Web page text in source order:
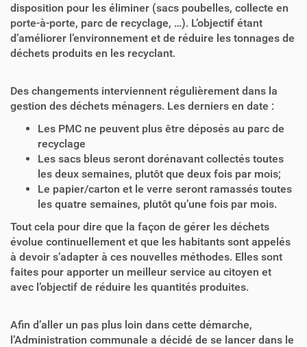
disposition pour les éliminer (sacs poubelles, collecte en
porte-à-porte, parc de recyclage, …). L’objectif étant
d’améliorer l’environnement et de réduire les tonnages de
déchets produits en les recyclant.
Des changements interviennent régulièrement dans la
gestion des déchets ménagers. Les derniers en date :
Les PMC ne peuvent plus être déposés au parc de
recyclage
Les sacs bleus seront dorénavant collectés toutes
les deux semaines, plutôt que deux fois par mois;
Le papier/carton et le verre seront ramassés toutes
les quatre semaines, plutôt qu’une fois par mois.
Tout cela pour dire que la façon de gérer les déchets
évolue continuellement et que les habitants sont appelés
à devoir s’adapter à ces nouvelles méthodes. Elles sont
faites pour apporter un meilleur service au citoyen et
avec l’objectif de réduire les quantités produites.
Afin d’aller un pas plus loin dans cette démarche,
l’Administration communale a décidé de se lancer dans le